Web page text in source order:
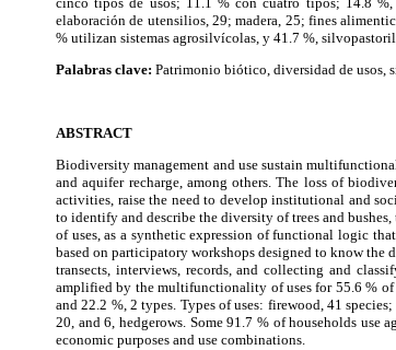
elaboración de utensilios, 29; madera, 25; fines
% utilizan sistemas agrosilvícolas, y 41.7 %,
Palabras clave: Patrimonio biótico, diversidad de usos,
ABSTRACT
Biodiversity management and use sustain
and aquifer recharge, among others. The loss of
activities, raise the need to develop institutional and
to identify and describe the diversity of trees and
of uses, as a synthetic expression of functional logic
based on participatory workshops designed to know the
transects, interviews, records, and collecting and
amplified by the multifunctionality of uses for 55.6 %
and 22.2 %, 2 types. Types of uses: firewood, 41
20, and 6, hedgerows. Some 91.7 % of households
economic purposes and use combinations.